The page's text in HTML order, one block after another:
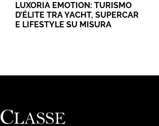
LUXORIA EMOTION: TURISMO
D’ÉLITE TRA YACHT, SUPERCAR
E LIFESTYLE SU MISURA